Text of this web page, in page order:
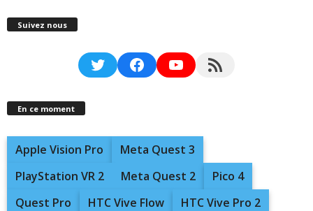
Suivez nous
TwitterFacebookYouTubeRSS Feed
En ce moment
Apple Vision Pro
Meta Quest 3
PlayStation VR 2
Meta Quest 2
Pico 4
Quest Pro
HTC Vive Flow
HTC Vive Pro 2